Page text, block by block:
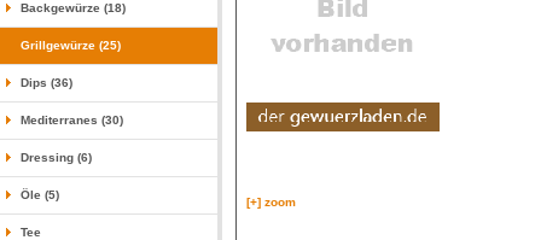
Backgewürze (18)
Grillgewürze (25)
Dips (36)
Mediterranes (30)
Dressing (6)
Öle (5)
Tee
[+] zoom